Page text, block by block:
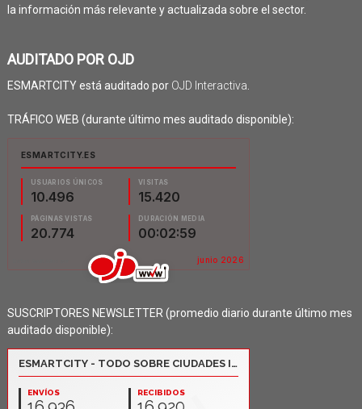
la información más relevante y actualizada sobre el sector.
AUDITADO POR OJD
ESMARTCITY está auditado por OJD Interactiva
TRÁFICO WEB (durante último mes auditado disponible):
SUSCRIPTORES NEWSLETTER (promedio diario durante último mes
auditado disponible):